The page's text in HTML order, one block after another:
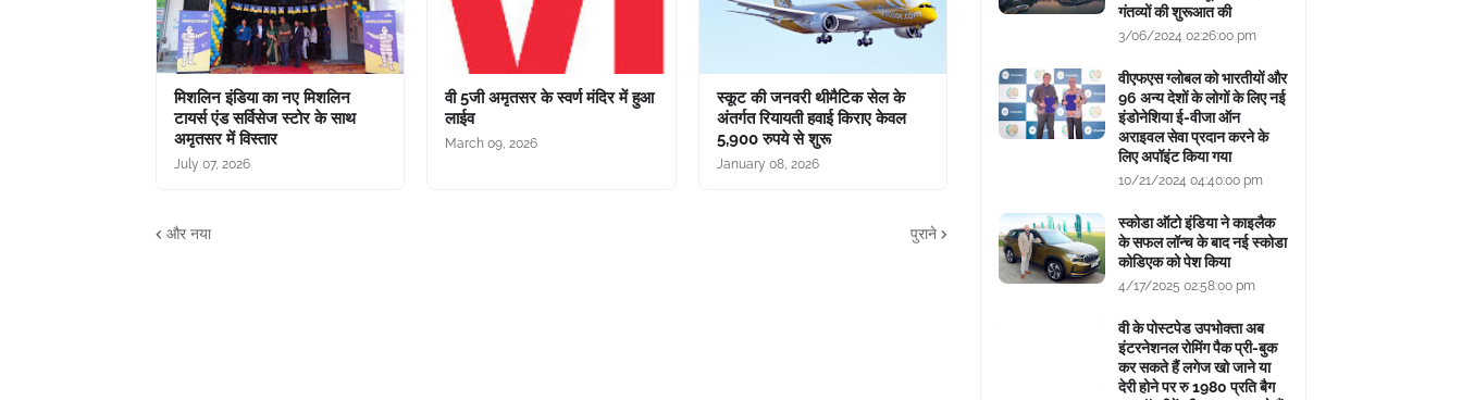
मिशलिन इंडिया का नए मिशलिन
टायर्स एंड सर्विसेज स्टोर के साथ
अमृतसर में विस्तार
July 07, 2026
वी 5जी अमृतसर के स्वर्ण मंदिर में हुआ
लाईव
March 09, 2026
स्कूट की जनवरी थीमैटिक सेल के
अंतर्गत रियायती हवाई किराए केवल
5,900 रुपये से शुरू
January 08, 2026
और नया पुराने
गंतव्यों की शुरूआत की
3/06/2024 02:26:00 pm
वीएफएस ग्लोबल को भारतीयों और
96 अन्य देशों के लोगों के लिए नई
इंडोनेशिया ई-वीजा ऑन
अराइवल सेवा प्रदान करने के
लिए अपॉइंट किया गया
10/21/2024 04:40:00 pm
स्कोडा ऑटो इंडिया ने काइलैक
के सफल लॉन्च के बाद नई स्कोडा
कोडिएक को पेश किया
4/17/2025 02:58:00 pm
वी के पोस्टपेड उपभोक्ता अब
इंटरनेशनल रोमिंग पैक प्री-बुक
कर सकते हैं लगेज खो जाने या
देरी होने पर रु 1980 प्रति बैग